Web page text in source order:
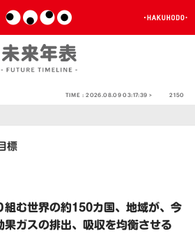
TIME :2026.08.09 03:17:39 > 2150
標
組む世界の約150カ国、地域が、今
果ガスの排出、吸収を均衡させる